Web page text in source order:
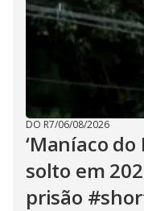
DO R7/06/08/2026
‘Maníaco do
solto em
prisão